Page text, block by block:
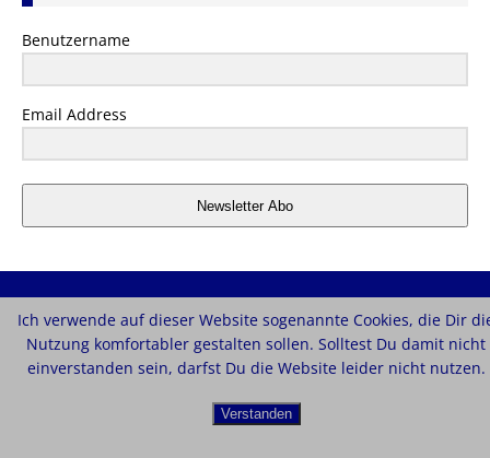
Benutzername
Email Address
Newsletter Abo
ANMELDUNG UND RSS FEEDS
Anmelden
Ich verwende auf dieser Website sogenannte Cookies, die Dir
Nutzung komfortabler gestalten sollen. Solltest Du damit nicht
einverstanden sein, darfst Du die Website leider nicht nutzen.
Verstanden